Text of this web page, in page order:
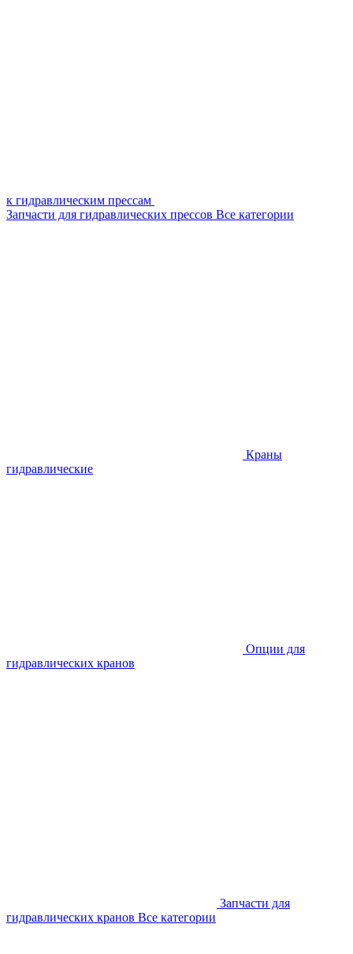
к гидравлическим прессам
Запчасти для гидравлических прессов Все категории
Краны
гидравлические
Опции для
гидравлических кранов
Запчасти для
гидравлических кранов Все категории